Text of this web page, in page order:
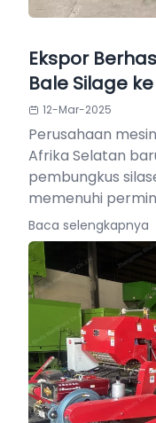
Ekspor
Bale Silage
12-Mar-2025
Perusahaan
Afrika Selatan
pembungkus
memenuhi
Baca selengkapnya